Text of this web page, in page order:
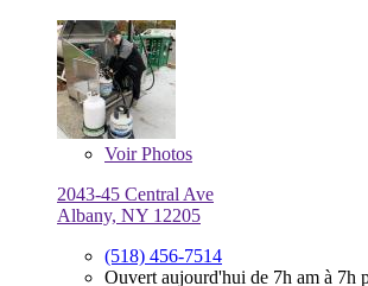
VoirPhotos
2043-45 Central Ave
Albany, NY 12205
(518) 456-7514
Ouvert aujourd'hui de 7h am à 7h